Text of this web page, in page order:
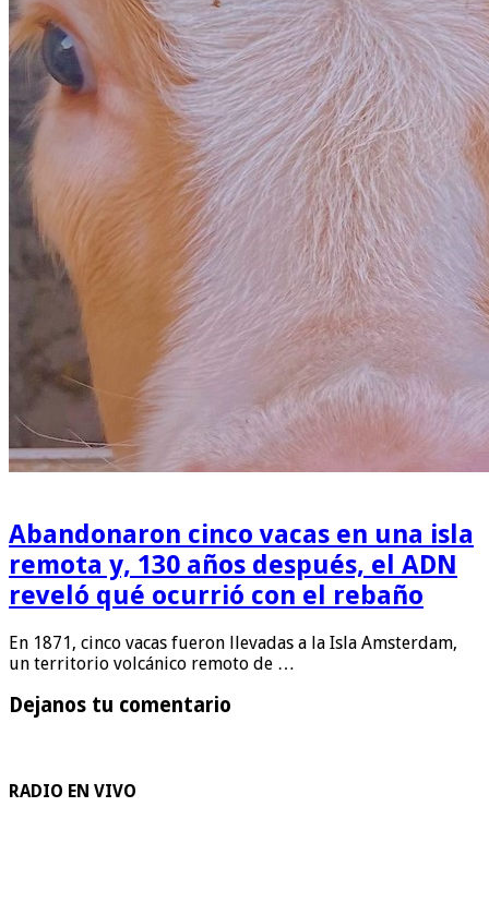
Abandonaron cinco vacas en una isla
remota y, 130 años después, el ADN
reveló qué ocurrió con el rebaño
En 1871, cinco vacas fueron llevadas a la Isla Amsterdam,
un territorio volcánico remoto de …
Dejanos tu comentario
RADIO EN VIVO